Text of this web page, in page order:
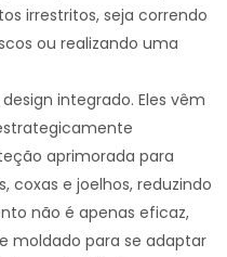
irrestritos, seja correndo
ou realizando uma
integrado. Eles vêm
aprimorada para
coxas e joelhos, reduzindo
não é apenas eficaz,
moldado para se adaptar